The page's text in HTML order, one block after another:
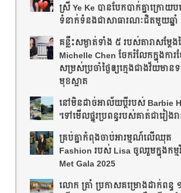
ស្រី Ye Ke បានបែកបាក់គ្នាក្រោយប
ទំនាក់ទំនងជាសាធារណៈជិតមួយឆ្នាំ
គន្លឹះសម្ងាត់ទាំង ៥ របស់តារាសម្តែង
Michelle Chen ចែករំលែកក្នុងការ
សម្រស់ប្រចាំថ្ងៃឲ្យក្មេងជាងវ័យមាន
មុខស្អាត
នៅមិនដាច់អាល័យប្តីរបស់ Barbie
'ទៅមើលផ្នូរប្រពន្ធរបស់គាត់ជារៀងរា
គ្រប់គ្នាកំពុងចាប់អារម្មណ៍លើឈុត
Fashion របស់ Lisa ចូលរួមក្នុងកម្
Met Gala 2025
លោក ត្រាំ ប្រកាសគម្រោងដាក់ពន្ធ